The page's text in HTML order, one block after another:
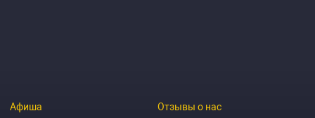
Афиша Отзывы о нас